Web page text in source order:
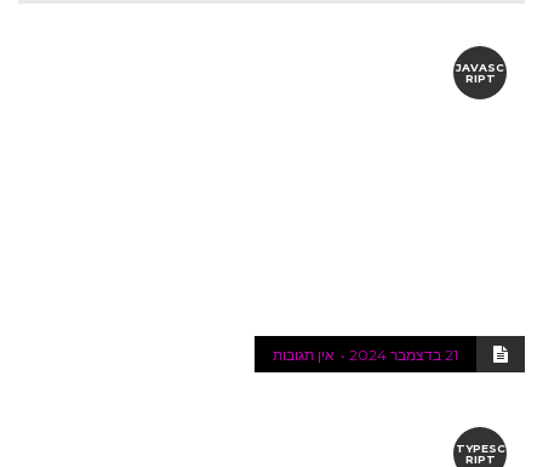
JAVASC
RIPT
21 בדצמבר 2024 אין תגובות
TYPESC
RIPT